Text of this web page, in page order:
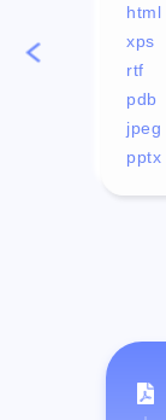
html
xps
rtf
pdb
jpeg
pptx